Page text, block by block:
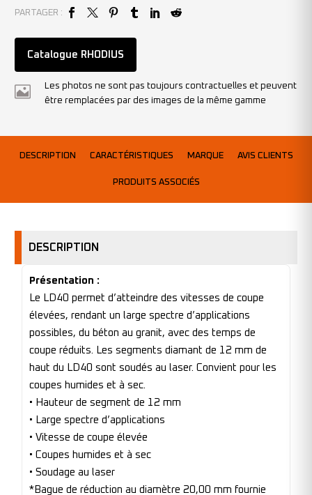
PARTAGER :
Catalogue RHODIUS
Les photos ne sont pas toujours contractuelles et peuvent
être remplacées par des images de la même gamme
DESCRIPTION CARACTÉRISTIQUES MARQUE AVIS CLIENTS
PRODUITS ASSOCIÉS
DESCRIPTION
Présentation :
Le LD40 permet d’atteindre des vitesses de coupe
élevées, rendant un large spectre d’applications
possibles, du béton au granit, avec des temps de
coupe réduits. Les segments diamant de 12 mm de
haut du LD40 sont soudés au laser. Convient pour les
coupes humides et à sec.
• Hauteur de segment de 12 mm
• Large spectre d’applications
• Vitesse de coupe élevée
• Coupes humides et à sec
• Soudage au laser
*Bague de réduction au diamètre 20,00 mm fournie